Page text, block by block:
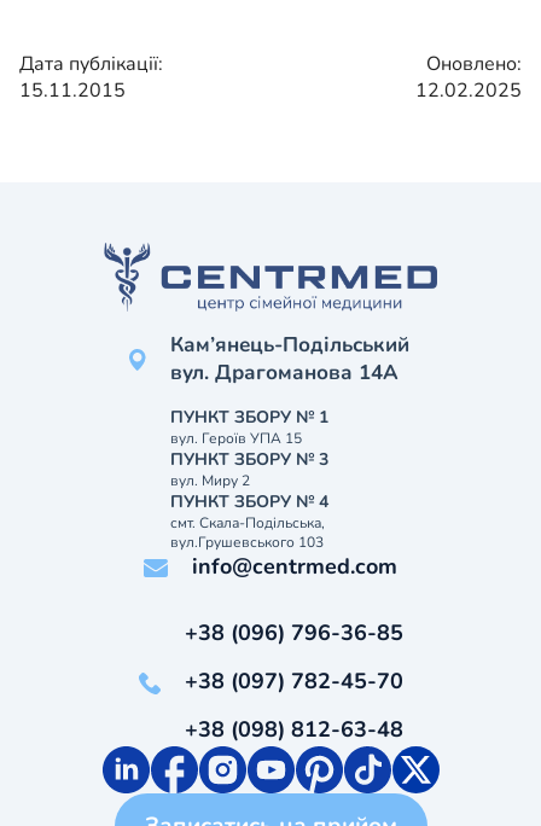
Дата публікації:
15.11.2015
Оновлено:
12.02.2025
Кам’янець-Подільський
вул. Драгоманова 14А
ПУНКТ ЗБОРУ № 1
вул. Героїв УПА 15
ПУНКТ ЗБОРУ № 3
вул. Миру 2
ПУНКТ ЗБОРУ № 4
смт. Скала-Подільська,
вул.Грушевського 103
info@centrmed.com
+38 (096) 796-36-85
+38 (097) 782-45-70
+38 (098) 812-63-48